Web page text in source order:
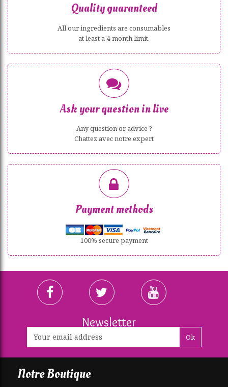
Quality guaranteed
All our ingredients are consumables
at least a 4-month limit.
Ask your question in live
Any question or advice ?
Chattez avec notre expert
Payment methods
100% secure payment
Newsletter
Ok
Notre Boutique